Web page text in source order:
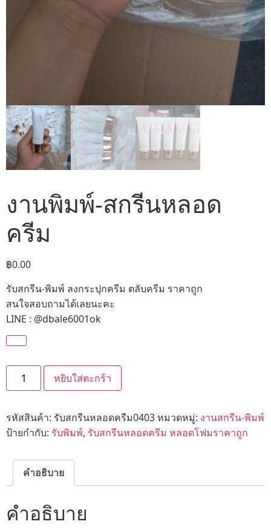
งานพิมพ์-สกรีนหลอด
ครีม
฿0.00
รับสกรีน-พิมพ์ ลงกระปุกครีม ตลับครีม ราคาถูก
สนใจสอบถามได้เลยนะคะ
LINE : @dbale6001ok
หยิบใส่ตะกร้า
รหัสสินค้า: รับสกรีนหลอดครีม0403หมวดหมู่: งานสกรีน-พิมพ์
ป้ายกำกับ: รับพิมพ์, รับสกรีนหลอดครีม หลอดโฟมราคาถูก
คำอธิบาย
คำอธิบาย